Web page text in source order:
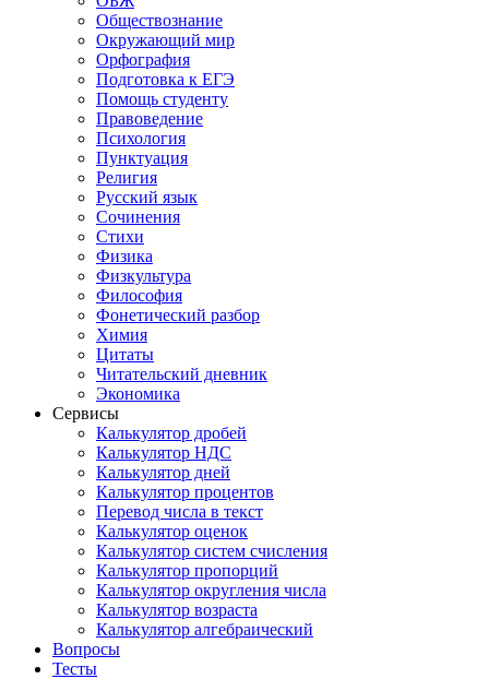
Обществознание
Окружающий мир
Орфография
Подготовка к ЕГЭ
Помощь студенту
Правоведение
Психология
Пунктуация
Религия
Русский язык
Сочинения
Стихи
Физика
Физкультура
Философия
Фонетический разбор
Химия
Цитаты
Читательский дневник
Экономика
Сервисы
Калькулятор дробей
Калькулятор НДС
Калькулятор дней
Калькулятор процентов
Перевод числа в текст
Калькулятор оценок
Калькулятор систем счисления
Калькулятор пропорций
Калькулятор округления числа
Калькулятор возраста
Калькулятор алгебраический
Вопросы
Тесты